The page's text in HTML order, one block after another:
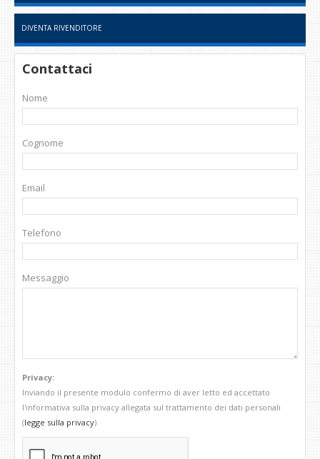
DIVENTA RIVENDITORE
Contattaci
Nome
Cognome
Email
Telefono
Messaggio
Privacy:
Inviando il presente modulo confermo di aver letto ed accettato
l'informativa sulla privacy allegata sul trattamento dei dati personali
(legge sulla privacy)